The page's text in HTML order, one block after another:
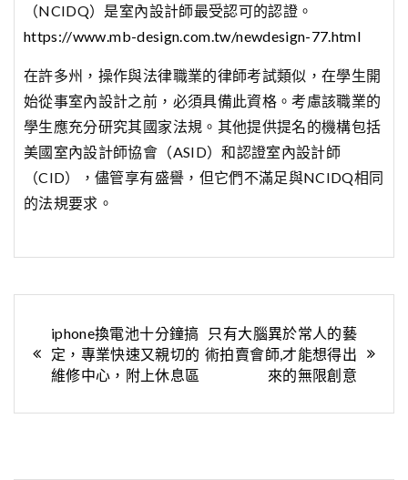
（NCIDQ）是室內設計師最受認可的認證。
https://www.mb-design.com.tw/newdesign-77.html
在許多州，操作與法律職業的律師考試類似，在學生開
始從事室內設計之前，必須具備此資格。考慮該職業的
學生應充分研究其國家法規。其他提供提名的機構包括
美國室內設計師協會（ASID）和認證室內設計師
（CID），儘管享有盛譽，但它們不滿足與NCIDQ相同
的法規要求。
文
章
導
iphone換電池十分鐘搞
定，專業快速又親切的
維修中心，附上休息區
只有大腦異於常人的藝
術拍賣會師,才能想得出
來的無限創意